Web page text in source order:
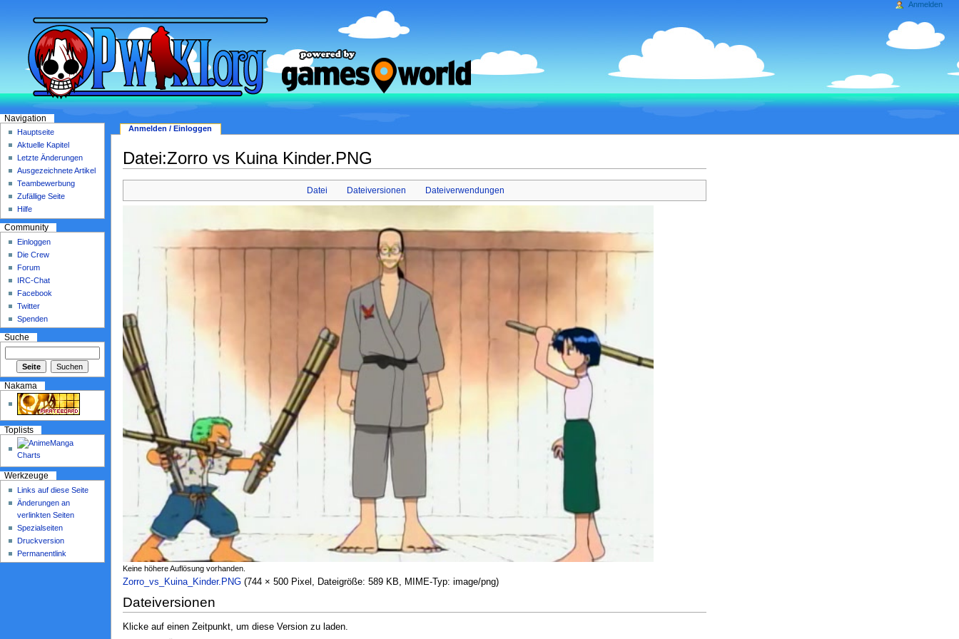
Datei:Zorro vs Kuina Kinder.PNG
Datei Dateiversionen Dateiverwendungen
Keine höhere Auflösung vorhanden.
Zorro_vs_Kuina_Kinder.PNG‎ (744 × 500 Pixel, Dateigröße: 589 KB, MIME-Typ: image/png)
Dateiversionen
Klicke auf einen Zeitpunkt, um diese Version zu laden.
Anmelden / Einloggen
Anmelden
Navigation
Hauptseite
Aktuelle Kapitel
Letzte Änderungen
Ausgezeichnete Artikel
Teambewerbung
Zufällige Seite
Hilfe
Community
Einloggen
Die Crew
Forum
IRC-Chat
Facebook
Twitter
Spenden
Suche
Nakama
Toplists
Werkzeuge
Links auf diese Seite
Änderungen an
verlinkten Seiten
Spezialseiten
Druckversion
Permanentlink